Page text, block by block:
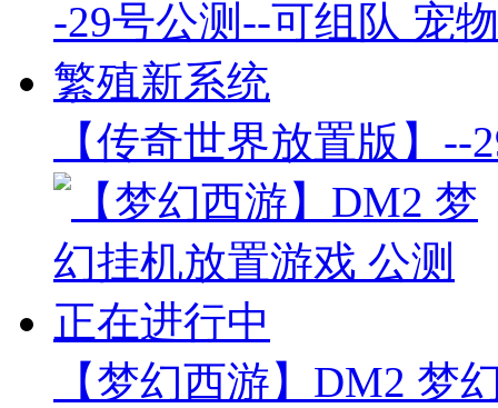
【传奇世界放置版】
【梦幻西游】DM2 梦